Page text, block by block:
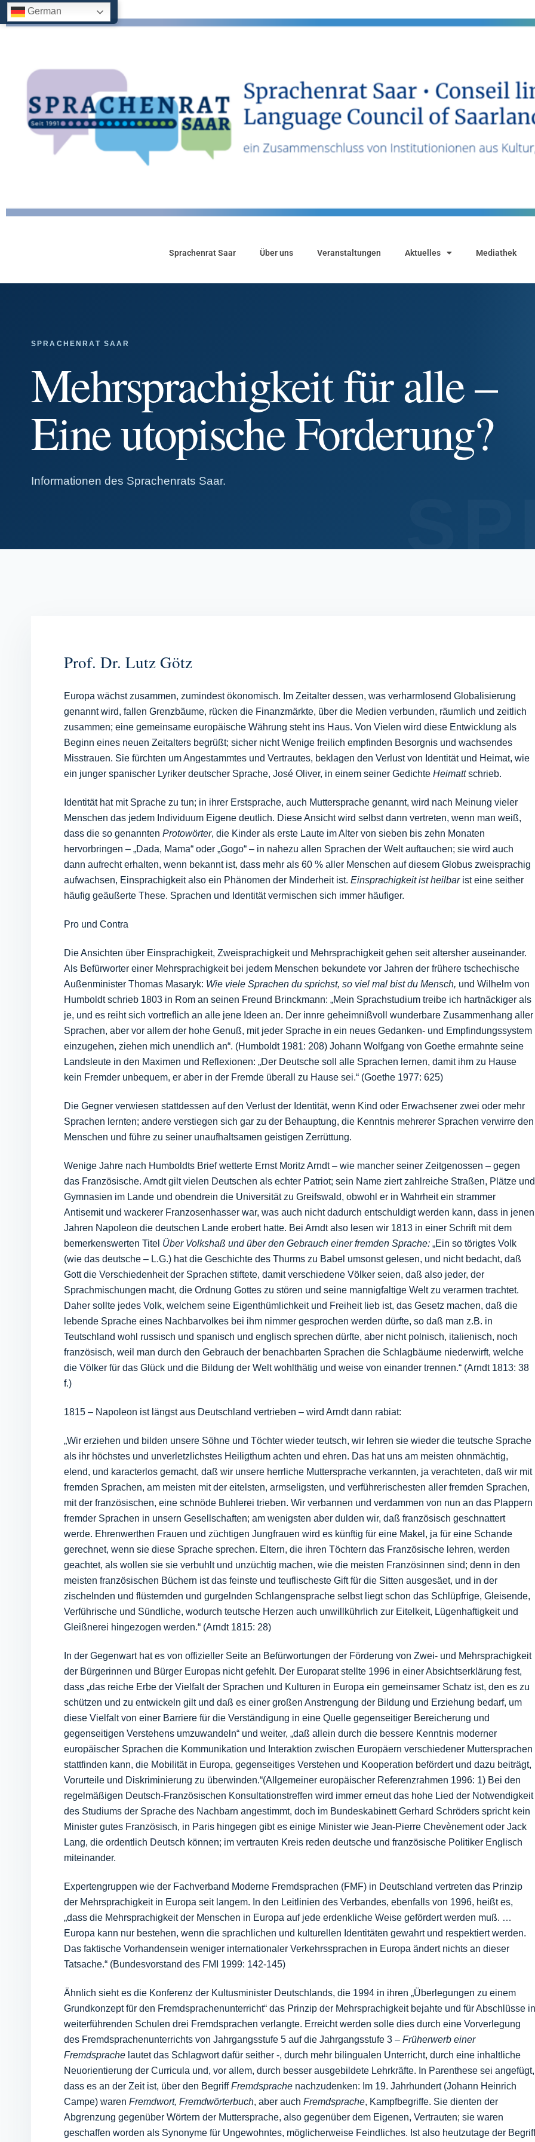
German
Sprachenrat Saar Über uns Veranstaltungen Aktuelles Mediathek
SPRACHENRAT SAAR
Mehrsprachigkeit für alle –
Eine utopische Forderung?
Informationen des Sprachenrats Saar.
Prof. Dr. Lutz Götz
Europa wächst zusammen, zumindest ökonomisch. Im Zeitalter dessen, was verharmlosend Globalisierung
genannt wird, fallen Grenzbäume, rücken die Finanzmärkte, über die Medien verbunden, räumlich und zeitlich
zusammen; eine gemeinsame europäische Währung steht ins Haus. Von Vielen wird diese Entwicklung als
Beginn eines neuen Zeitalters begrüßt; sicher nicht Wenige freilich empfinden Besorgnis und wachsendes
Misstrauen. Sie fürchten um Angestammtes und Vertrautes, beklagen den Verlust von Identität und Heimat, wie
ein junger spanischer Lyriker deutscher Sprache, José Oliver, in einem seiner Gedichte Heimattschrieb.
Identität hat mit Sprache zu tun; in ihrer Erstsprache, auch Muttersprache genannt, wird nach Meinung vieler
Menschen das jedem Individuum Eigene deutlich. Diese Ansicht wird selbst dann vertreten, wenn man weiß,
dass die so genannten Protowörter, die Kinder als erste Laute im Alter von sieben bis zehn Monaten
hervorbringen – „Dada, Mama“ oder „Gogo“ – in nahezu allen Sprachen der Welt auftauchen; sie wird auch
dann aufrecht erhalten, wenn bekannt ist, dass mehr als 60 % aller Menschen auf diesem Globus zweisprachig
aufwachsen, Einsprachigkeit also ein Phänomen der Minderheit ist. Einsprachigkeit ist heilbarist eine seither
häufig geäußerte These. Sprachen und Identität vermischen sich immer häufiger.
Pro und Contra
Die Ansichten über Einsprachigkeit, Zweisprachigkeit und Mehrsprachigkeit gehen seit altersher auseinander.
Als Befürworter einer Mehrsprachigkeit bei jedem Menschen bekundete vor Jahren der frühere tschechische
Außenminister Thomas Masaryk: Wie viele Sprachen du sprichst, so viel mal bist du Mensch, und Wilhelm von
Humboldt schrieb 1803 in Rom an seinen Freund Brinckmann: „Mein Sprachstudium treibe ich hartnäckiger als
je, und es reiht sich vortreflich an alle jene Ideen an. Der innre geheimnißvoll wunderbare Zusammenhang aller
Sprachen, aber vor allem der hohe Genuß, mit jeder Sprache in ein neues Gedanken- und Empfindungssystem
einzugehen, ziehen mich unendlich an“. (Humboldt 1981: 208) Johann Wolfgang von Goethe ermahnte seine
Landsleute in den Maximen und Reflexionen: „Der Deutsche soll alle Sprachen lernen, damit ihm zu Hause
kein Fremder unbequem, er aber in der Fremde überall zu Hause sei.“ (Goethe 1977: 625)
Die Gegner verwiesen stattdessen auf den Verlust der Identität, wenn Kind oder Erwachsener zwei oder mehr
Sprachen lernten; andere verstiegen sich gar zu der Behauptung, die Kenntnis mehrerer Sprachen verwirre den
Menschen und führe zu seiner unaufhaltsamen geistigen Zerrüttung.
Wenige Jahre nach Humboldts Brief wetterte Ernst Moritz Arndt – wie mancher seiner Zeitgenossen – gegen
das Französische. Arndt gilt vielen Deutschen als echter Patriot; sein Name ziert zahlreiche Straßen, Plätze und
Gymnasien im Lande und obendrein die Universität zu Greifswald, obwohl er in Wahrheit ein strammer
Antisemit und wackerer Franzosenhasser war, was auch nicht dadurch entschuldigt werden kann, dass in jenen
Jahren Napoleon die deutschen Lande erobert hatte. Bei Arndt also lesen wir 1813 in einer Schrift mit dem
bemerkenswerten Titel Über Volkshaß und über den Gebrauch einer fremden Sprache: „Ein so törigtes Volk
(wie das deutsche – L.G.) hat die Geschichte des Thurms zu Babel umsonst gelesen, und nicht bedacht, daß
Gott die Verschiedenheit der Sprachen stiftete, damit verschiedene Völker seien, daß also jeder, der
Sprachmischungen macht, die Ordnung Gottes zu stören und seine mannigfaltige Welt zu verarmen trachtet.
Daher sollte jedes Volk, welchem seine Eigenthümlichkeit und Freiheit lieb ist, das Gesetz machen, daß die
lebende Sprache eines Nachbarvolkes bei ihm nimmer gesprochen werden dürfte, so daß man z.B. in
Teutschland wohl russisch und spanisch und englisch sprechen dürfte, aber nicht polnisch, italienisch, noch
französisch, weil man durch den Gebrauch der benachbarten Sprachen die Schlagbäume niederwirft, welche
die Völker für das Glück und die Bildung der Welt wohlthätig und weise von einander trennen.“ (Arndt 1813: 38
f.)
1815 – Napoleon ist längst aus Deutschland vertrieben – wird Arndt dann rabiat:
„Wir erziehen und bilden unsere Söhne und Töchter wieder teutsch, wir lehren sie wieder die teutsche Sprache
als ihr höchstes und unverletzlichstes Heiligthum achten und ehren. Das hat uns am meisten ohnmächtig,
elend, und karacterlos gemacht, daß wir unsere herrliche Muttersprache verkannten, ja verachteten, daß wir mit
fremden Sprachen, am meisten mit der eitelsten, armseligsten, und verführerischesten aller fremden Sprachen,
mit der französischen, eine schnöde Buhlerei trieben. Wir verbannen und verdammen von nun an das Plappern
fremder Sprachen in unsern Gesellschaften; am wenigsten aber dulden wir, daß französisch geschnattert
werde. Ehrenwerthen Frauen und züchtigen Jungfrauen wird es künftig für eine Makel, ja für eine Schande
gerechnet, wenn sie diese Sprache sprechen. Eltern, die ihren Töchtern das Französische lehren, werden
geachtet, als wollen sie sie verbuhlt und unzüchtig machen, wie die meisten Französinnen sind; denn in den
meisten französischen Büchern ist das feinste und teuflischeste Gift für die Sitten ausgesäet, und in der
zischelnden und flüsternden und gurgelnden Schlangen­sprache selbst liegt schon das Schlüpfrige, Gleisende,
Verführische und Sündliche, wodurch teutsche Herzen auch unwillkührlich zur Eitelkeit, Lügenhaftigkeit und
Gleißnerei hingezogen werden.“ (Arndt 1815: 28)
In der Gegenwart hat es von offizieller Seite an Befürwortungen der Förderung von Zwei- und Mehrsprachigkeit
der Bürgerinnen und Bürger Europas nicht gefehlt. Der Europarat stellte 1996 in einer Absichtserklärung fest,
dass „das reiche Erbe der Vielfalt der Sprachen und Kulturen in Europa ein gemeinsamer Schatz ist, den es zu
schützen und zu entwickeln gilt und daß es einer großen Anstrengung der Bildung und Erziehung bedarf, um
diese Vielfalt von einer Barriere für die Verständigung in eine Quelle gegenseitiger Bereicherung und
gegenseitigen Verstehens umzuwandeln“ und weiter, „daß allein durch die bessere Kenntnis moderner
europäischer Sprachen die Kommunikation und Interaktion zwischen Europäern verschiedener Muttersprachen
stattfinden kann, die Mobilität in Europa, gegenseitiges Verstehen und Kooperation befördert und dazu beiträgt,
Vorurteile und Diskriminierung zu überwinden.“(Allgemeiner europäischer Referenzrahmen 1996: 1) Bei den
regelmäßigen Deutsch-Französischen Konsultationstreffen wird immer erneut das hohe Lied der Notwendigkeit
des Studiums der Sprache des Nachbarn angestimmt, doch im Bundeskabinett Gerhard Schröders spricht kein
Minister gutes Französisch, in Paris hingegen gibt es einige Minister wie Jean-Pierre Chevènement oder Jack
Lang, die ordentlich Deutsch können; im vertrauten Kreis reden deutsche und französische Politiker Englisch
miteinander.
Expertengruppen wie der Fachverband Moderne Fremdsprachen (FMF) in Deutschland vertreten das Prinzip
der Mehrsprachigkeit in Europa seit langem. In den Leitlinien des Verbandes, ebenfalls von 1996, heißt es,
„dass die Mehrsprachigkeit der Menschen in Europa auf jede erdenkliche Weise gefördert werden muß. …
Europa kann nur bestehen, wenn die sprachlichen und kulturellen Identitäten gewahrt und respektiert werden.
Das faktische Vorhandensein weniger internationaler Verkehrssprachen in Europa ändert nichts an dieser
Tatsache.“ (Bundesvorstand des FMI 1999: 142-145)
Ähnlich sieht es die Konferenz der Kultusminister Deutschlands, die 1994 in ihren „Überlegungen zu einem
Grundkonzept für den Fremdsprachenunterricht“ das Prinzip der Mehrsprachigkeit bejahte und für Abschlüsse in
weiterführenden Schulen drei Fremdsprachen verlangte. Erreicht werden solle dies durch eine Vorverlegung
des Fremdsprachenunterrichts von Jahrgangsstufe 5 auf die Jahrgangsstufe 3 – Früherwerb einer
Fremdsprache lautet das Schlagwort dafür seither -, durch mehr bilingualen Unterricht, durch eine inhaltliche
Neuorientierung der Curricula und, vor allem, durch besser ausgebildete Lehrkräfte. In Parenthese sei angefügt,
dass es an der Zeit ist, über den BegriffFremdsprache nachzudenken: Im 19. Jahrhundert (Johann Heinrich
Campe) waren Fremdwort, Fremdwörterbuch, aber auch Fremdsprache, Kampfbegriffe. Sie dienten der
Abgrenzung gegenüber Wörtern der Muttersprache, also gegenüber dem Eigenen, Vertrauten; sie waren
geschaffen worden als Synonyme für Ungewohntes, möglicherweise Feindliches. Ist also heutzutage der Begriff